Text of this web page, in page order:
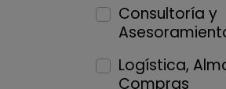
Consultoría y
Logística,
Compras